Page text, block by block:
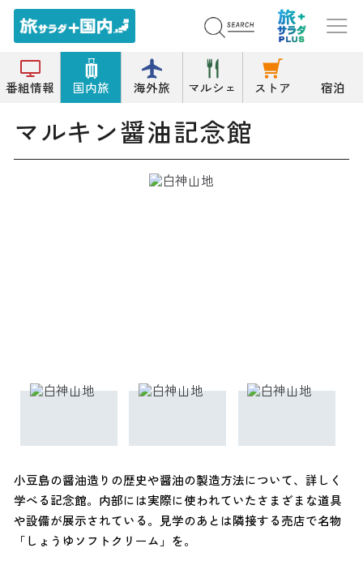
番組情報 国内旅 海外旅 マルシェ ストア 宿泊
トップ 記念館 マルキン醤油記念館
マルキン醤油記念館
小豆島の醤油造りの歴史や醤油の製造方法について、詳しく
学べる記念館。内部には実際に使われていたさまざまな道具
や設備が展示されている。見学のあとは隣接する売店で名物
「しょうゆソフトクリーム」を。